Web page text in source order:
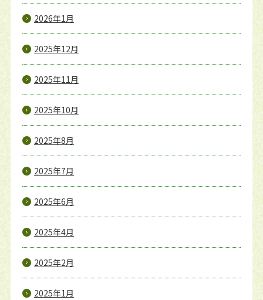
2026年1月
2025年12月
2025年11月
2025年10月
2025年8月
2025年7月
2025年6月
2025年4月
2025年2月
2025年1月